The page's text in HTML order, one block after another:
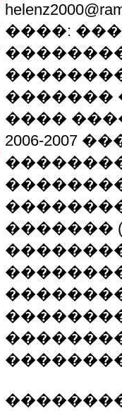
����:
�������
����
2006-2007
�������
��������